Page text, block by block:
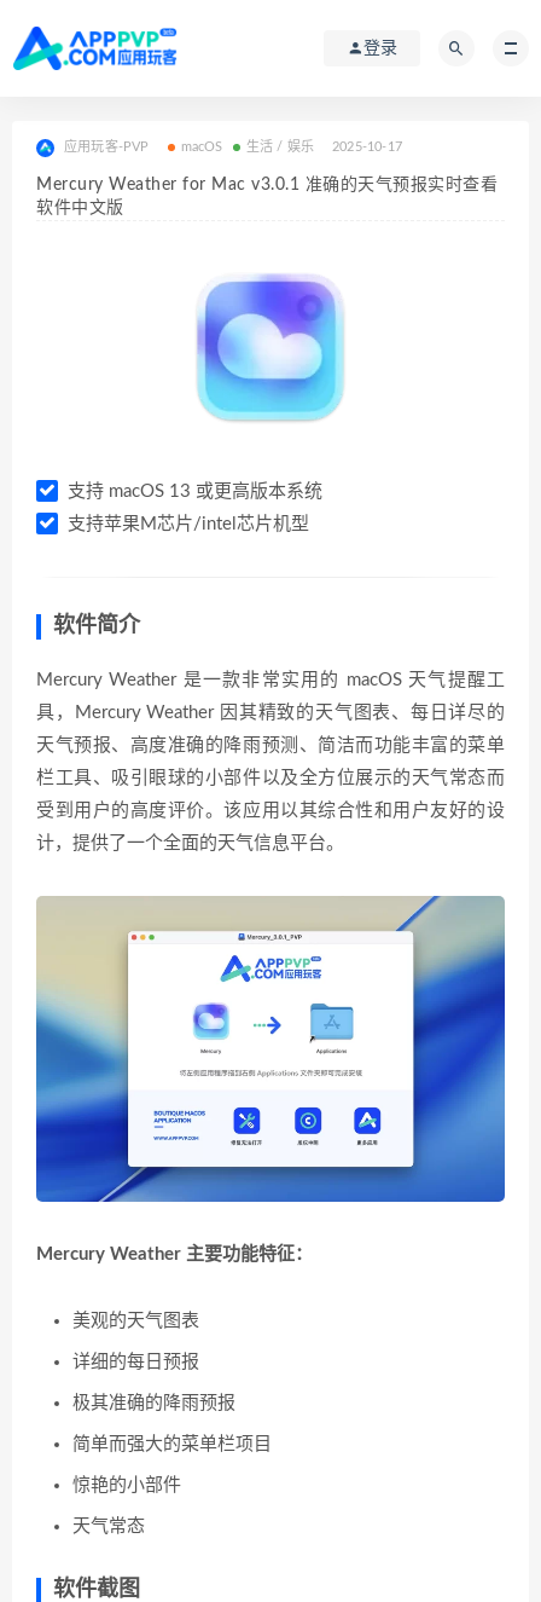
登录
应用玩客-PVP macOS 生活 / 娱乐 2025-10-17
Mercury Weather for Mac v3.0.1 准确的天气预报实时查看
软件中文版
支持 macOS 13 或更高版本系统
支持苹果M芯片/intel芯片机型
软件简介
Mercury Weather 是一款非常实用的 macOS 天气提醒工
具，Mercury Weather 因其精致的天气图表、每日详尽的
天气预报、高度准确的降雨预测、简洁而功能丰富的菜单
栏工具、吸引眼球的小部件以及全方位展示的天气常态而
受到用户的高度评价。该应用以其综合性和用户友好的设
计，提供了一个全面的天气信息平台。
Mercury Weather 主要功能特征：
美观的天气图表
详细的每日预报
极其准确的降雨预报
简单而强大的菜单栏项目
惊艳的小部件
天气常态
软件截图